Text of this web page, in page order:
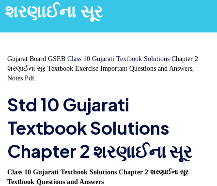
શરણાઈના સૂર
Gujarat Board GSEB Class 10 Gujarati Textbook Solutions Chapter 2
શરણાઈના સૂર Textbook Exercise Important Questions and Answers,
Notes Pdf.
Std 10 Gujarati
Textbook Solutions
Chapter 2 શરણાઈના સૂર
Class 10 Gujarati Textbook Solutions Chapter 2 શરણાઈના સૂર
Textbook Questions and Answers